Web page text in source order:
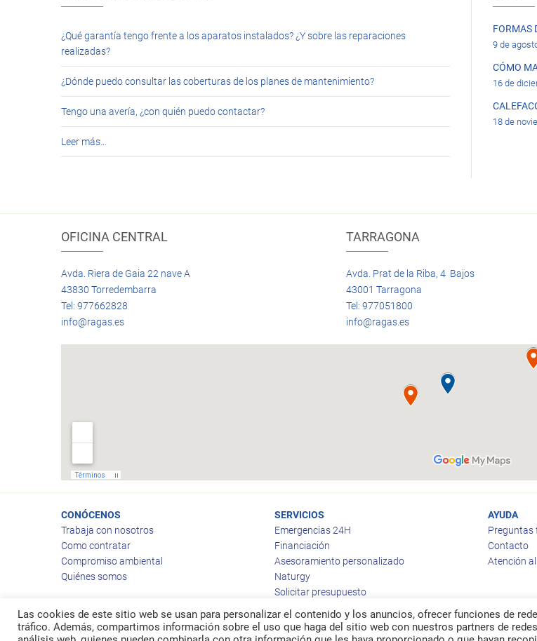
¿Qué garantía tengo frente a los aparatos instalados? ¿Y sobre las reparaciones
realizadas?
¿Dónde puedo consultar las coberturas de los planes de mantenimiento?
Tengo una avería, ¿con quién puedo contactar?
Leer más…
FORMAS
9 de
CÓMO
16 de
18 de
OFICINA CENTRAL
Avda. Riera de Gaia 22 nave A
43830 Torredembarra
Tel: 977662828
info@ragas.es
TARRAGONA
Avda. Prat de la Riba, 4 Bajos
43001 Tarragona
Tel: 977051800
info@ragas.es
CONÓCENOS
Trabaja con nosotros
Como contratar
Compromiso ambiental
Quiénes somos
SERVICIOS
Emergencias 24H
Financiación
Asesoramiento personalizado
Naturgy
Solicitar presupuesto
AYUDA
Preguntas
Contacto
Atención
Las cookies de este sitio web se usan para personalizar el contenido y los anuncios, ofrecer funciones de
tráfico. Además, compartimos información sobre el uso que haga del sitio web con nuestros partners de